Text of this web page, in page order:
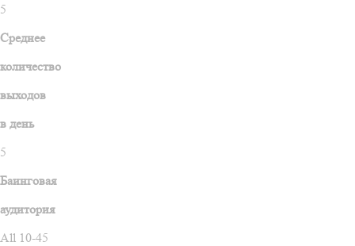
5
Среднее
количество
выходов
в день
5
Баинговая
аудитория
All 10-45